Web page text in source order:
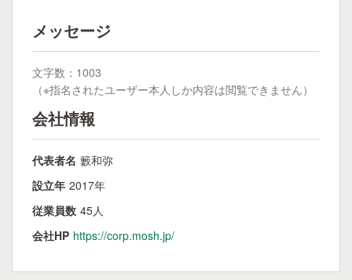
メッセージ
文字数：1003
（※指名されたユーザー本人しか内容は閲覧できません）
会社情報
代表者名 籔和弥
設立年 2017年
従業員数 45人
会社HP https://corp.mosh.jp/